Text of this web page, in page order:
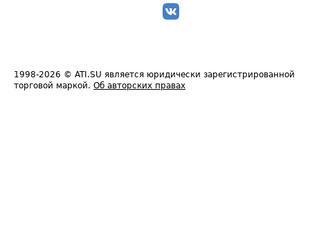
1998-2026 © ATI.SU является юридически зарегистрированной
торговой маркой. Об авторских правах